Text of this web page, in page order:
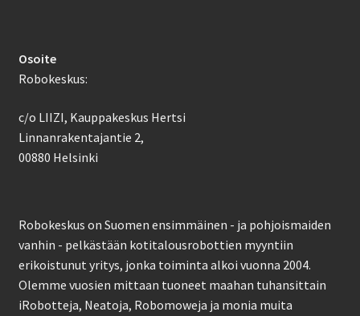
Osoite
Robokeskus:
c/o LIIZI, Kauppakeskus Hertsi
Linnanrakentajantie 2,
00880 Helsinki
Robokeskus on Suomen ensimmäinen - ja pohjoismaiden
vanhin - pelkästään kotitalousrobottien myyntiin
erikoistunut yritys, jonka toiminta alkoi vuonna 2004.
Olemme vuosien mittaan tuoneet maahan tuhansittain
iRobotteja, Neatoja, Robomoweja ja monia muita